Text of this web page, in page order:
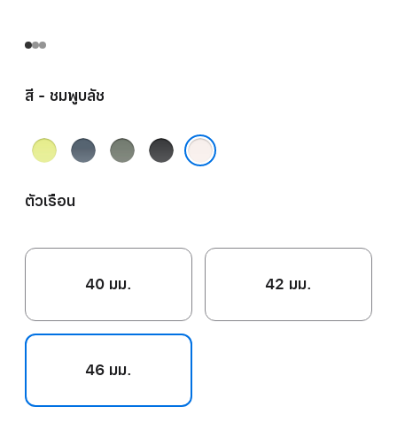
สี - ชมพูบลัช
เหลือง
นีออน
น้ำ
เงิน
อร์บลู
เทา
เขียว
ดำ
ตัวเรือน
40 มม. 42 มม.
46 มม.